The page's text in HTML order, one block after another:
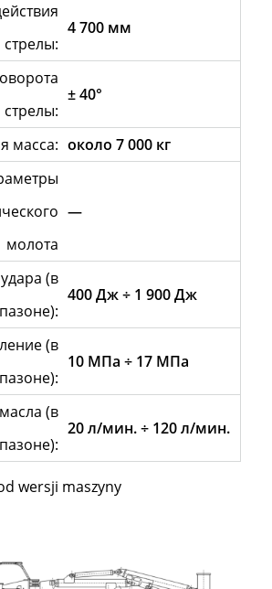
стрелы:
4 700 мм
стрелы:
± 40°
масса: около 7 000 кг
молота
—
(в
400 Дж ÷ 1 900 Дж
(в
10 МПa ÷ 17 МПa
(в
20 л/мин. ÷ 120 л/мин.
wersji maszyny